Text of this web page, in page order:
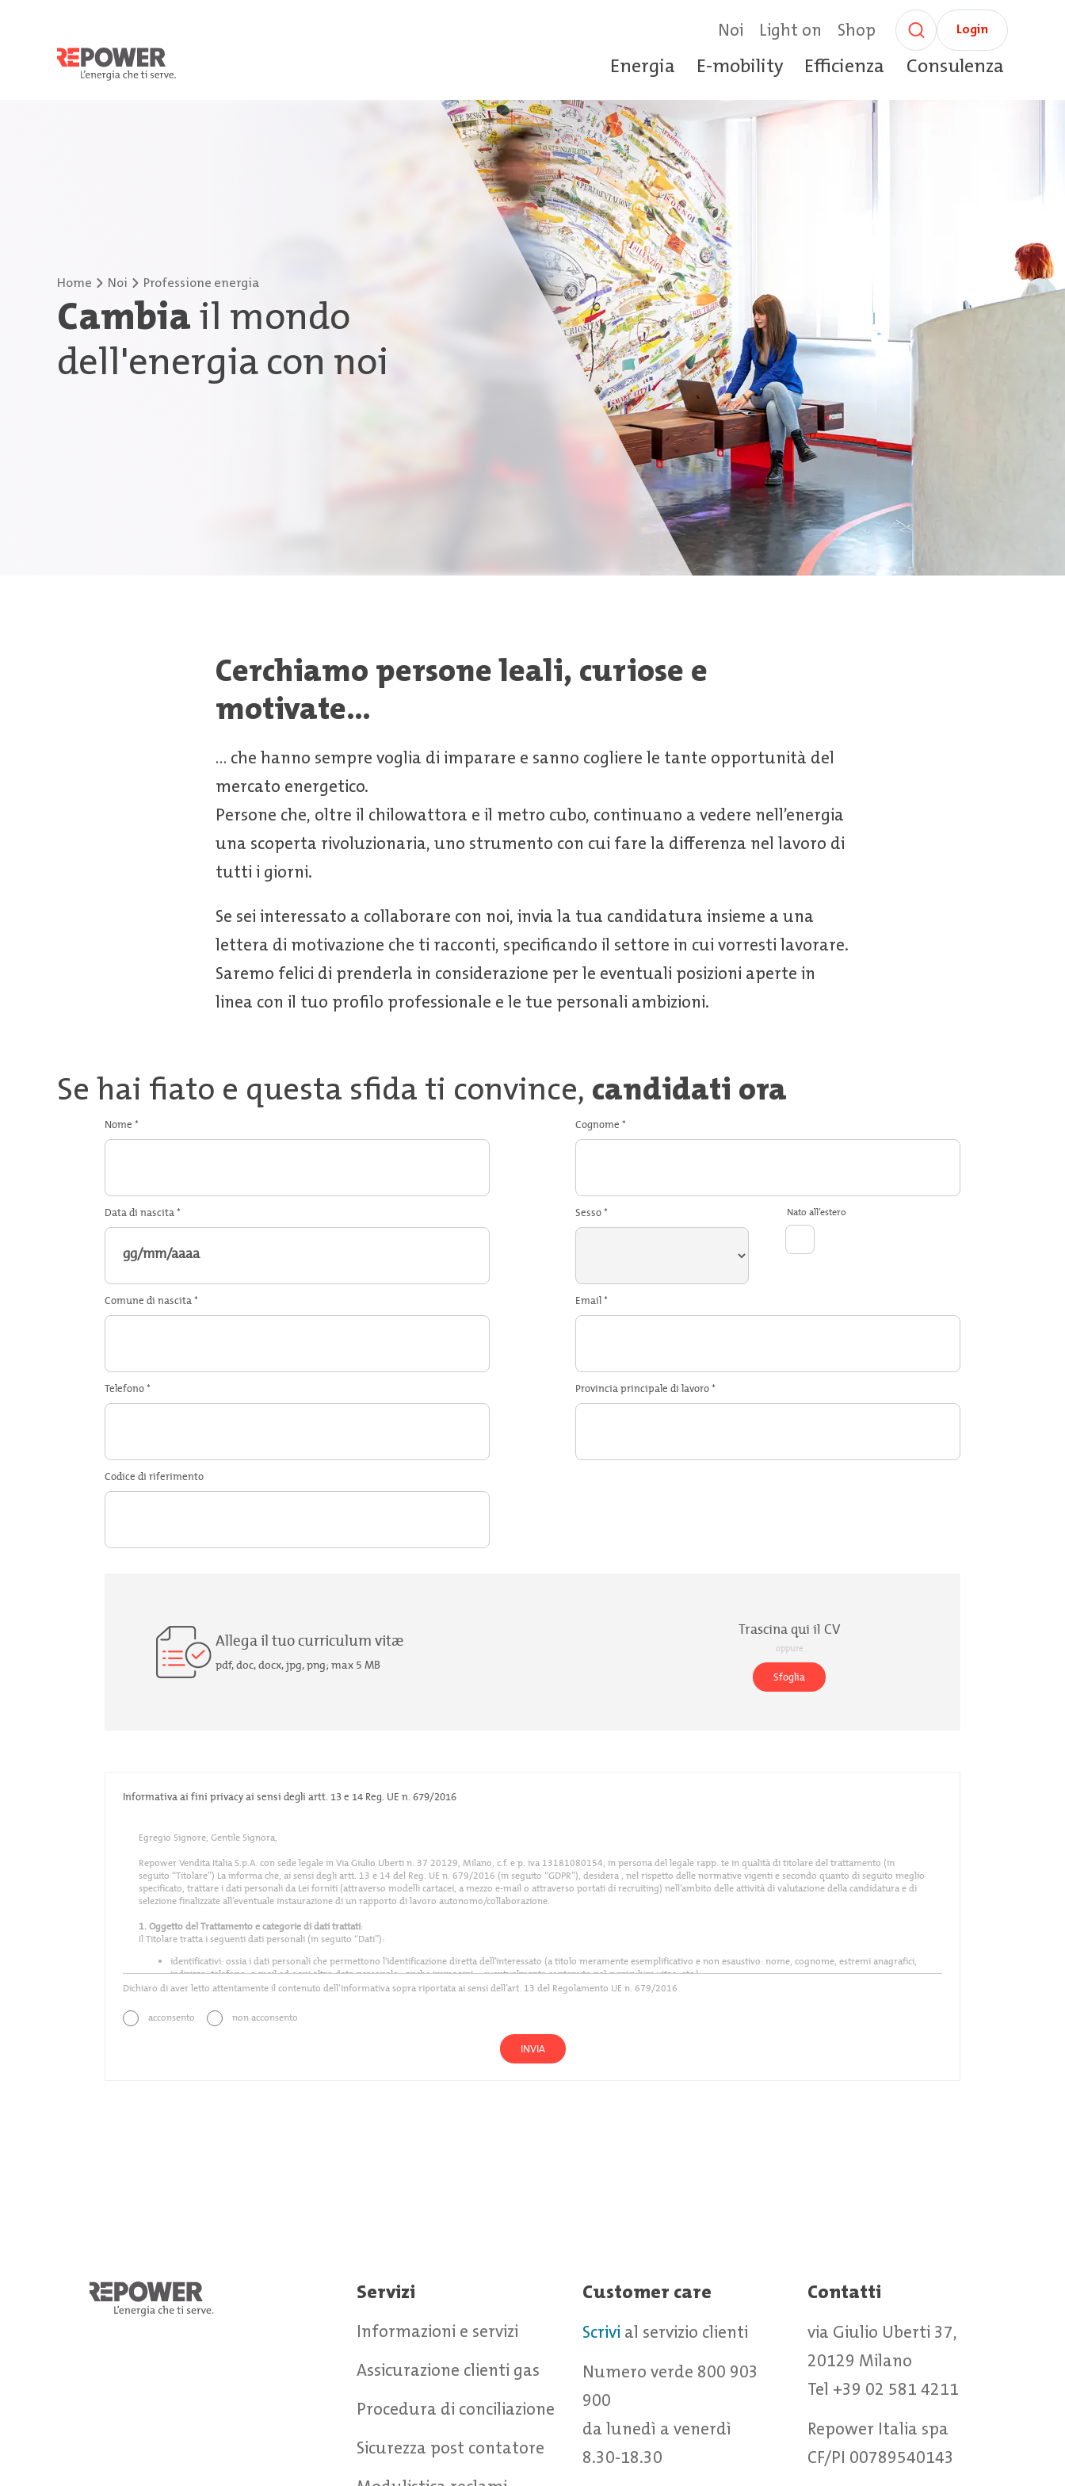
Noi Light on Shop Login
Energia E-mobility Efficienza Consulenza
Home Noi Professione energia
Cambiail mondo
dell'energia con noi
Cerchiamo persone leali, curiose e
motivate...
... che hanno sempre voglia di imparare e sanno cogliere le tante opportunità del
mercato energetico.
Persone che, oltre il chilowattora e il metro cubo, continuano a vedere nell’energia
una scoperta rivoluzionaria, uno strumento con cui fare la differenza nel lavoro di
tutti i giorni.
Se sei interessato a collaborare con noi, invia la tua candidatura insieme a una
lettera di motivazione che ti racconti, specificando il settore in cui vorresti lavorare.
Saremo felici di prenderla in considerazione per le eventuali posizioni aperte in
linea con il tuo profilo professionale e le tue personali ambizioni.
Se hai fiato e questa sfida ti convince, candidati ora
Servizi
Informazioni e servizi
Assicurazione clienti gas
Procedura di conciliazione
Sicurezza post contatore
Customer care
Scrivi al servizio clienti
Numero verde 800 903
900
da lunedì a venerdì
8.30-18.30
Contatti
via Giulio Uberti 37,
20129 Milano
Tel +39 02 581 4211
Repower Italia spa
CF/PI 00789540143